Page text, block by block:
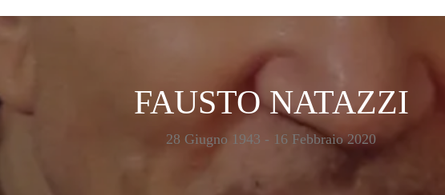
FAUSTO NATAZZI
28 Giugno 1943 - 16 Febbraio 2020